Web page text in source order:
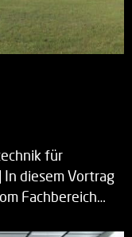
für
diesem Vortrag
Fachbereich…